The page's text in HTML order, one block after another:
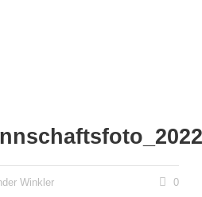
Winkler 0